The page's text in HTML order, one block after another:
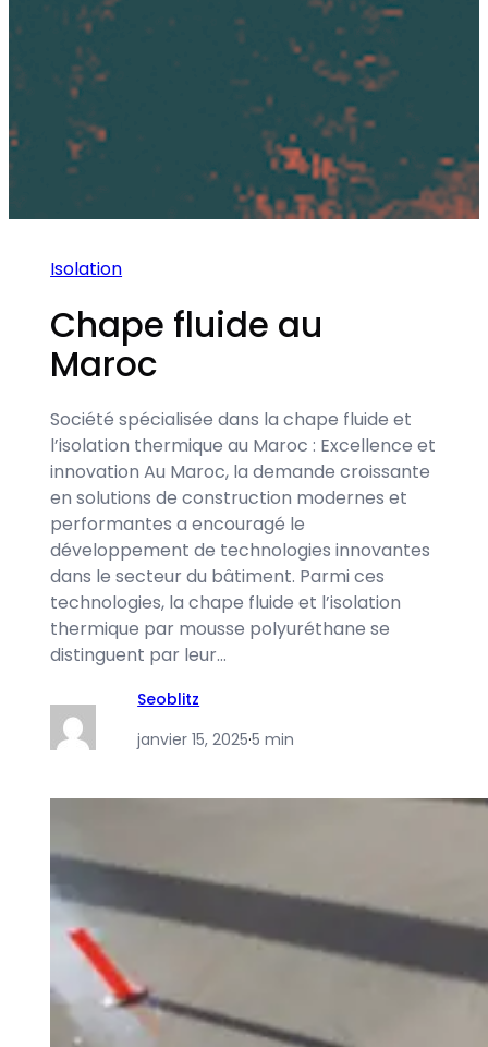
Isolation
Chape fluide au
Maroc
Société spécialisée dans la chape fluide et
l’isolation thermique au Maroc : Excellence et
innovation Au Maroc, la demande croissante
en solutions de construction modernes et
performantes a encouragé le
développement de technologies innovantes
dans le secteur du bâtiment. Parmi ces
technologies, la chape fluide et l’isolation
thermique par mousse polyuréthane se
distinguent par leur…
Seoblitz
janvier 15, 2025·5 min